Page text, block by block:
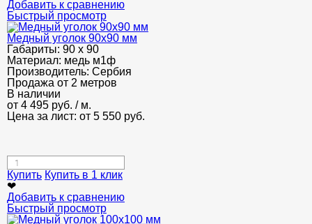
Добавить к сравнению
Быстрый просмотр
Медный уголок 90х90 мм
Габариты: 90 х 90
Материал: медь м1ф
Производитель: Сербия
Продажа от 2 метров
В наличии
от 4 495 руб. / м.
Цена за лист: от 5 550 руб.
Купить Купить в 1 клик
❤
Добавить к сравнению
Быстрый просмотр